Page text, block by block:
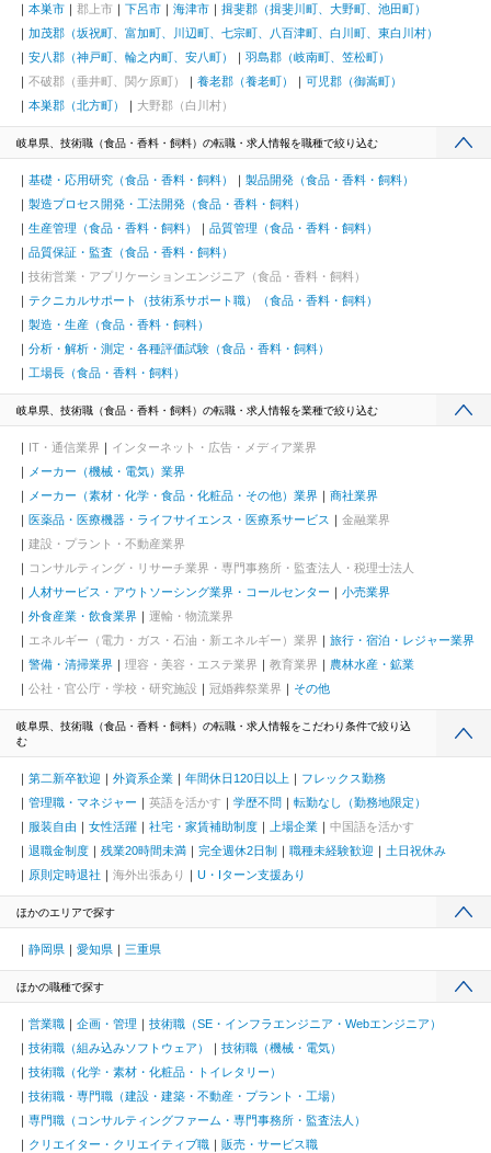
本巣市
郡上市 下呂市 海津市
揖斐郡（揖斐川町、大野町、池田町）
加茂郡（坂祝町、富加町、川辺町、七宗町、八百津町、白川町、東白川村）
安八郡（神戸町、輪之内町、安八町）
羽島郡（岐南町、笠松町）
不破郡（垂井町、関ケ原町）
養老郡（養老町）
可児郡（御嵩町）
本巣郡（北方町）
大野郡（白川村）
岐阜県、技術職（食品・香料・飼料）の転職・求人情報を職種で絞り込む
基礎・応用研究（食品・香料・飼料）
製品開発（食品・香料・飼料）
製造プロセス開発・工法開発（食品・香料・飼料）
生産管理（食品・香料・飼料）
品質管理（食品・香料・飼料）
品質保証・監査（食品・香料・飼料）
技術営業・アプリケーションエンジニア（食品・香料・飼料）
テクニカルサポート（技術系サポート職）（食品・香料・飼料）
製造・生産（食品・香料・飼料）
分析・解析・測定・各種評価試験（食品・香料・飼料）
工場長（食品・香料・飼料）
岐阜県、技術職（食品・香料・飼料）の転職・求人情報を業種で絞り込む
IT・通信業界
インターネット・広告・メディア業界
メーカー（機械・電気）業界
メーカー（素材・化学・食品・化粧品・その他）業界
商社業界
医薬品・医療機器・ライフサイエンス・医療系サービス
金融業界
建設・プラント・不動産業界
コンサルティング・リサーチ業界・専門事務所・監査法人・税理士法人
人材サービス・アウトソーシング業界・コールセンター
小売業界
外食産業・飲食業界
運輸・物流業界
エネルギー（電力・ガス・石油・新エネルギー）業界
旅行・宿泊・レジャー業界
警備・清掃業界
理容・美容・エステ業界 教育業界
農林水産・鉱業
公社・官公庁・学校・研究施設
冠婚葬祭業界 その他
岐阜県、技術職（食品・香料・飼料）の転職・求人情報をこだわり条件で絞り込
む
第二新卒歓迎 外資系企業 年間休日120日以上
フレックス勤務
管理職・マネジャー
英語を活かす 学歴不問
転勤なし（勤務地限定）
服装自由
女性活躍 社宅・家賃補助制度 上場企業
中国語を活かす
退職金制度
残業20時間未満 完全週休2日制 職種未経験歓迎
土日祝休み
原則定時退社
海外出張あり U・Iターン支援あり
ほかのエリアで探す
静岡県 愛知県 三重県
ほかの職種で探す
営業職 企画・管理
技術職（SE・インフラエンジニア・Webエンジニア）
技術職（組み込みソフトウェア）
技術職（機械・電気）
技術職（化学・素材・化粧品・トイレタリー）
技術職・専門職（建設・建築・不動産・プラント・工場）
専門職（コンサルティングファーム・専門事務所・監査法人）
クリエイター・クリエイティブ職
販売・サービス職